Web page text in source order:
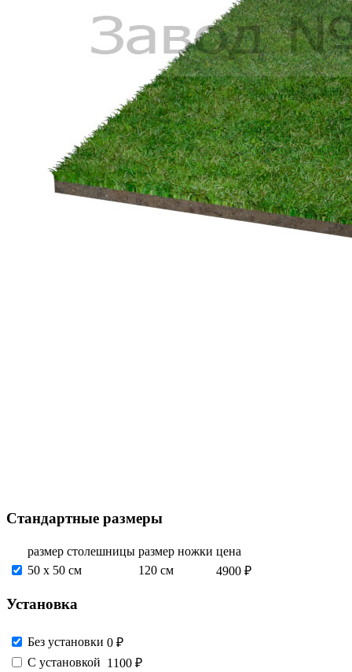
Стандартные размеры
размер столешницы размер ножки цена
50 x 50 см
120 см 4900 ₽
Установка
Без установки 0 ₽
С установкой 1100 ₽